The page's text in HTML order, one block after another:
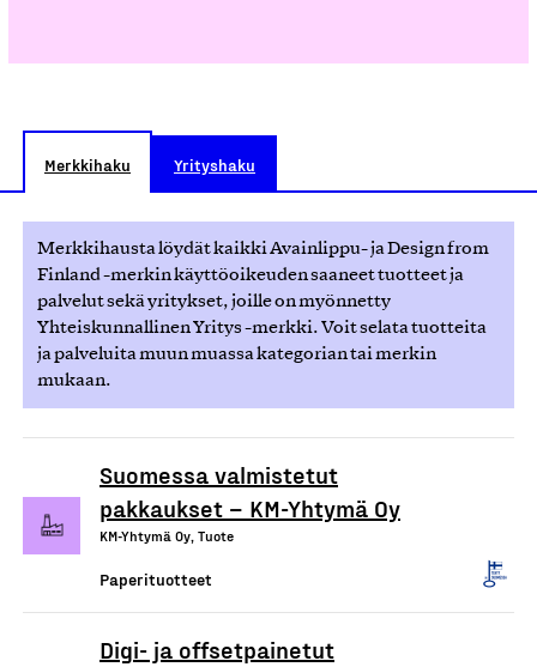
Merkkihaku Yrityshaku
Merkkihausta löydät kaikki Avainlippu- ja Design from
Finland -merkin käyttöoikeuden saaneet tuotteet ja
palvelut sekä yritykset, joille on myönnetty
Yhteiskunnallinen Yritys -merkki. Voit selata tuotteita
ja palveluita muun muassa kategorian tai merkin
mukaan.
Suomessa valmistetut
pakkaukset – KM-Yhtymä Oy
KM-Yhtymä Oy, Tuote
Paperituotteet
Digi- ja offsetpainetut